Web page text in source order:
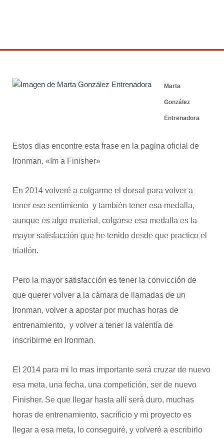
Marta
González
Entrenadora
Estos dias encontre esta frase en la pagina oficial de
Ironman, «Im a Finisher»
En 2014 volveré a colgarme el dorsal para volver a
tener ese sentimiento y también tener esa medalla,
aunque es algo material, colgarse esa medalla es la
mayor satisfacción que he tenido desde que practico el
triatlón.
Pero la mayor satisfacción es tener la convicción de
que querer volver a la cámara de llamadas de un
Ironman, volver a apostar por muchas horas de
entrenamiento, y volver a tener la valentía de
inscribirme en Ironman.
E l 2014 para mi lo mas importante será cruzar de nuevo
esa meta, una fecha, una competición, ser de nuevo
Finisher. Se que llegar hasta allí será duro, muchas
horas de entrenamiento, sacrificio y mi proyecto es
llegar a esa meta, lo conseguiré, y volveré a escribirlo